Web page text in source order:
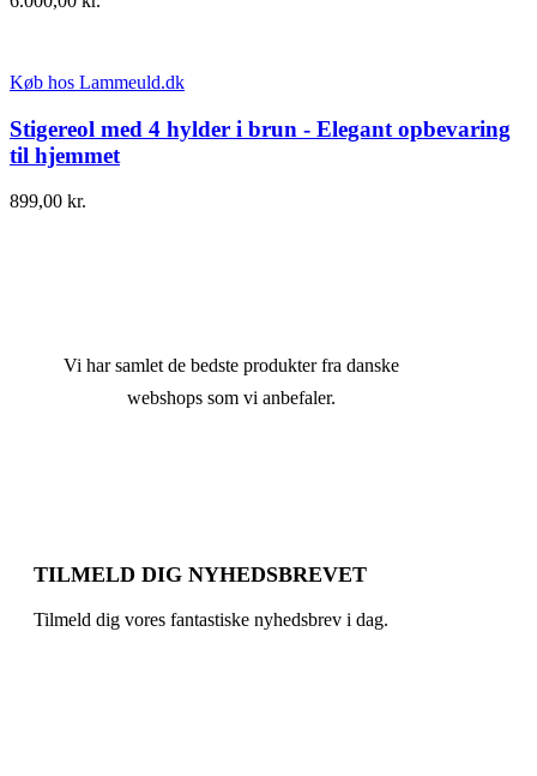
Køb hos Lammeuld.dk
Stigereol med 4 hylder i brun - Elegant opbevaring
til hjemmet
899,00 kr.
Vi har samlet de bedste produkter fra danske
webshops som vi anbefaler.
TILMELD DIG NYHEDSBREVET
Tilmeld dig vores fantastiske nyhedsbrev i dag.